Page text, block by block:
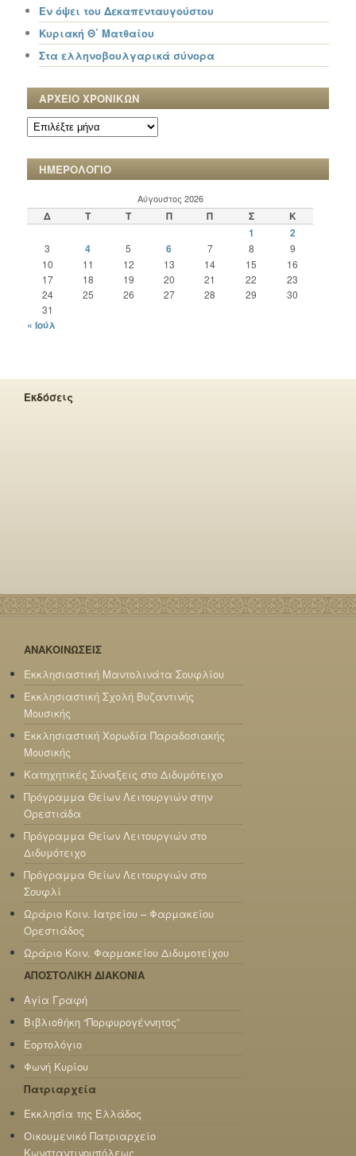
Εν όψει του Δεκαπενταυγούστου
Κυριακή Θ΄ Ματθαίου
Στα ελληνοβουλγαρικά σύνορα
ΑΡΧΕΙΟ ΧΡΟΝΙΚΩΝ
ΑΡΧΕΙΟ
ΧΡΟΝΙΚΩΝ
ΗΜΕΡΟΛΟΓΙΟ
Αύγουστος 2026
Δ Τ Τ Π Π Σ
Κ
1
2
3 4 5 6 7 8
9
10
11 12 13 14 15
16
17
18 19 20 21 22
23
24
25 26 27 28 29
30
31
« Ιούλ
Εκδόσεις
ΑΝΑΚΟΙΝΩΣΕΙΣ
Εκκλησιαστική Μαντολινάτα Σουφλίου
Εκκλησιαστική Σχολή Βυζαντινής
Μουσικής
Εκκλησιαστική Χορωδία Παραδοσιακής
Μουσικής
Κατηχητικές Σύναξεις στο Διδυμότειχο
Πρόγραμμα Θείων Λειτουργιών στην
Ορεστιάδα
Πρόγραμμα Θείων Λειτουργιών στο
Διδυμότειχο
Πρόγραμμα Θείων Λειτουργιών στο
Σουφλί
Ωράριο Κοιν. Ιατρείου – Φαρμακείου
Ορεστιάδος
Ωράριο Κοιν. Φαρμακείου Διδυμοτείχου
ΑΠΟΣΤΟΛΙΚΗ ΔΙΑΚΟΝΙΑ
Αγία Γραφή
Βιβλιοθήκη “Πορφυρογέννητος”
Εορτολόγιο
Φωνή Κυρίου
Πατριαρχεία
Εκκλησία της Ελλάδος
Οικουμενικό Πατριαρχείο
Κωνσταντινουπόλεως